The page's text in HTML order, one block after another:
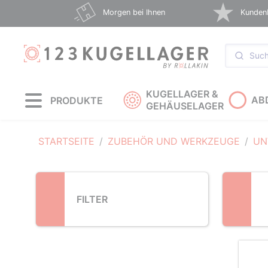
Morgen bei Ihnen
PRODUKTE
KUGELLAGER &
GEHÄUSELAGER
STARTSEITE ZUBEHÖR UND WERKZEUGE
FILTER